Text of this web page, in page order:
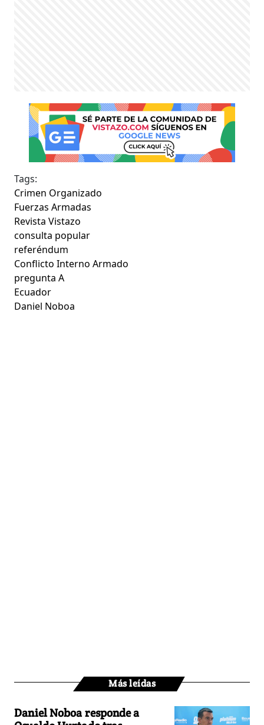
Tags:
Crimen Organizado
Fuerzas Armadas
Revista Vistazo
consulta popular
referéndum
Conflicto Interno Armado
pregunta A
Ecuador
Daniel Noboa
Más leídas
Daniel Noboa responde a